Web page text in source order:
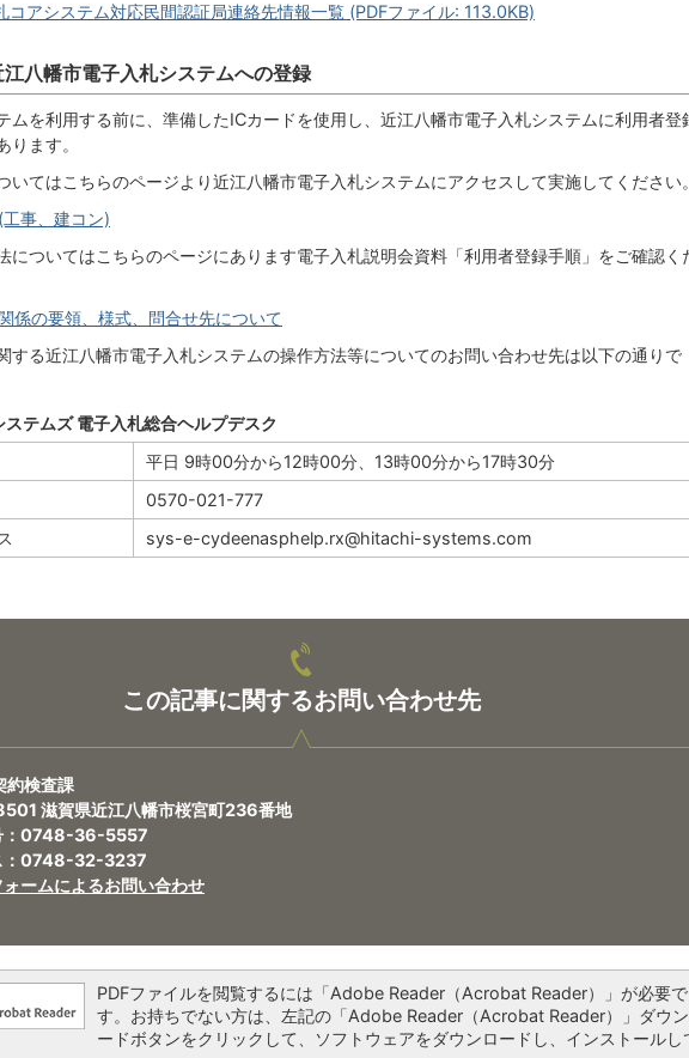
コアシステム対応民間認証局連絡先情報一覧 (PDFファイル: 113.0KB)
江八幡市電子入札システムへの登録
ムを利用する前に、準備したICカードを使用し、近江八幡市電子入札システムに利用者登
ります。
いてはこちらのページより近江八幡市電子入札システムにアクセスして実施してください
事、建コン)
についてはこちらのページにあります電子入札説明会資料「利用者登録手順」をご確認く
係の要領、様式、問合せ先について
する近江八幡市電子入札システムの操作方法等についてのお問い合わせ先は以下の通りで
テムズ 電子入札総合ヘルプデスク
平日 9時00分から12時00分、13時00分から17時30分
0570-021-777
sys-e-cydeenasphelp.rx@hitachi-systems.com
この記事に関するお問い合わせ先
約検査課
滋賀県近江八幡市桜宮町236番地
：0748-36-5557
：0748-32-3237
ォームによるお問い合わせ
PDFファイルを閲覧するには「Adobe Reader（Acrobat Reader）」が必要で
す。お持ちでない方は、左記の「Adobe Reader（Acrobat Reader）」ダウ
ードボタンをクリックして、ソフトウェアをダウンロードし、インストールし